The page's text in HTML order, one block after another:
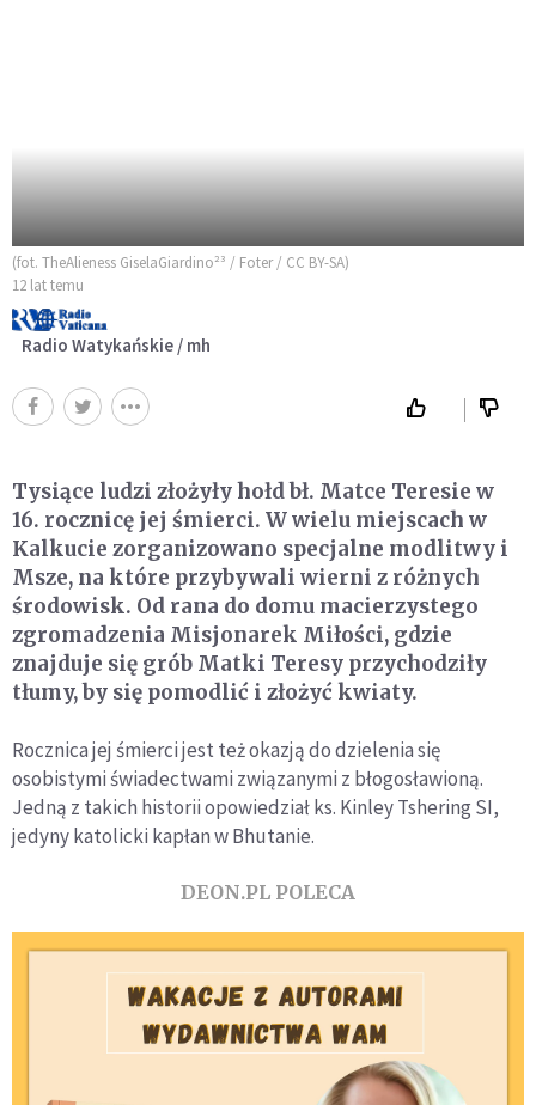
(fot. TheAlieness GiselaGiardino²³ / Foter / CC BY-SA)
12 lat temu
Radio Watykańskie / mh
Tysiące ludzi złożyły hołd bł. Matce Teresie w
16. rocznicę jej śmierci. W wielu miejscach w
Kalkucie zorganizowano specjalne modlitwy i
Msze, na które przybywali wierni z różnych
środowisk. Od rana do domu macierzystego
zgromadzenia Misjonarek Miłości, gdzie
znajduje się grób Matki Teresy przychodziły
tłumy, by się pomodlić i złożyć kwiaty.
Rocznica jej śmierci jest też okazją do dzielenia się
osobistymi świadectwami związanymi z błogosławioną.
Jedną z takich historii opowiedział ks. Kinley Tshering SI,
jedyny katolicki kapłan w Bhutanie.
DEON.PL POLECA